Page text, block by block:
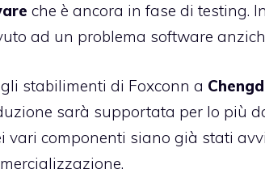
che è ancora in fase di testing.
ad un problema software
stabilimenti di Foxconn a
sarà supportata per lo più
vari componenti siano già stati